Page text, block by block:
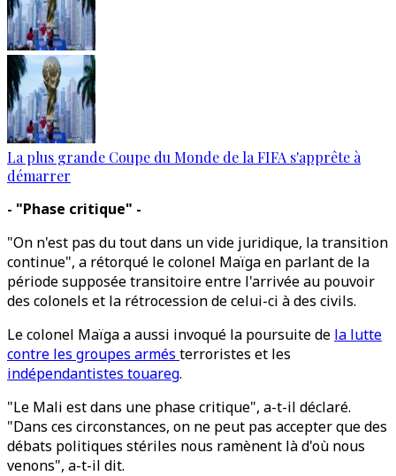
La plus grande Coupe du Monde de la FIFA s'apprête à
démarrer
- "Phase critique" -
"On n'est pas du tout dans un vide juridique, la transition
continue", a rétorqué le colonel Maïga en parlant de la
période supposée transitoire entre l'arrivée au pouvoir
des colonels et la rétrocession de celui-ci à des civils.
Le colonel Maïga a aussi invoqué la poursuite de la lutte
contre les groupes armés terroristes et les
indépendantistes touareg.
"Le Mali est dans une phase critique", a-t-il déclaré.
"Dans ces circonstances, on ne peut pas accepter que des
débats politiques stériles nous ramènent là d'où nous
venons", a-t-il dit.